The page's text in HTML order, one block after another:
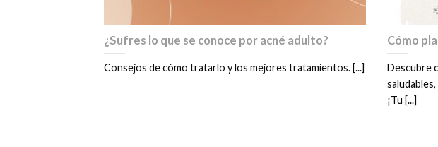
¿Sufres lo que se conoce por acné adulto?
Consejos de cómo tratarlo y los mejores tratamientos. [...]
Cómo
Descubre
¡Tu [...]